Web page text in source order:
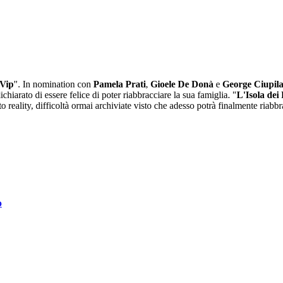
". In nomination con Pamela Prati, Gioele De Donà e George
di essere felice di poter riabbracciare la sua famiglia. "L'Isola dei
reality, difficoltà ormai archiviate visto che adesso potrà finalmente